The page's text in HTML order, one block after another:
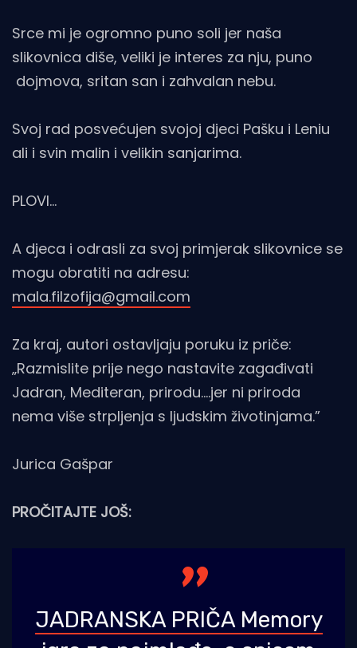
Srce mi je ogromno puno soli jer naša
slikovnica diše, veliki je interes za nju, puno
dojmova, sritan san i zahvalan nebu.
Svoj rad posvećujen svojoj djeci Pašku i Leniu
ali i svin malin i velikin sanjarima.
PLOVI…
A djeca i odrasli za svoj primjerak slikovnice se
mogu obratiti na adresu:
mala.filzofija@gmail.com
Za kraj, autori ostavljaju poruku iz priče:
„Razmislite prije nego nastavite zagađivati
Jadran, Mediteran, prirodu….jer ni priroda
nema više strpljenja s ljudskim životinjama.”
Jurica Gašpar
PROČITAJTE JOŠ:
JADRANSKA PRIČA Memory